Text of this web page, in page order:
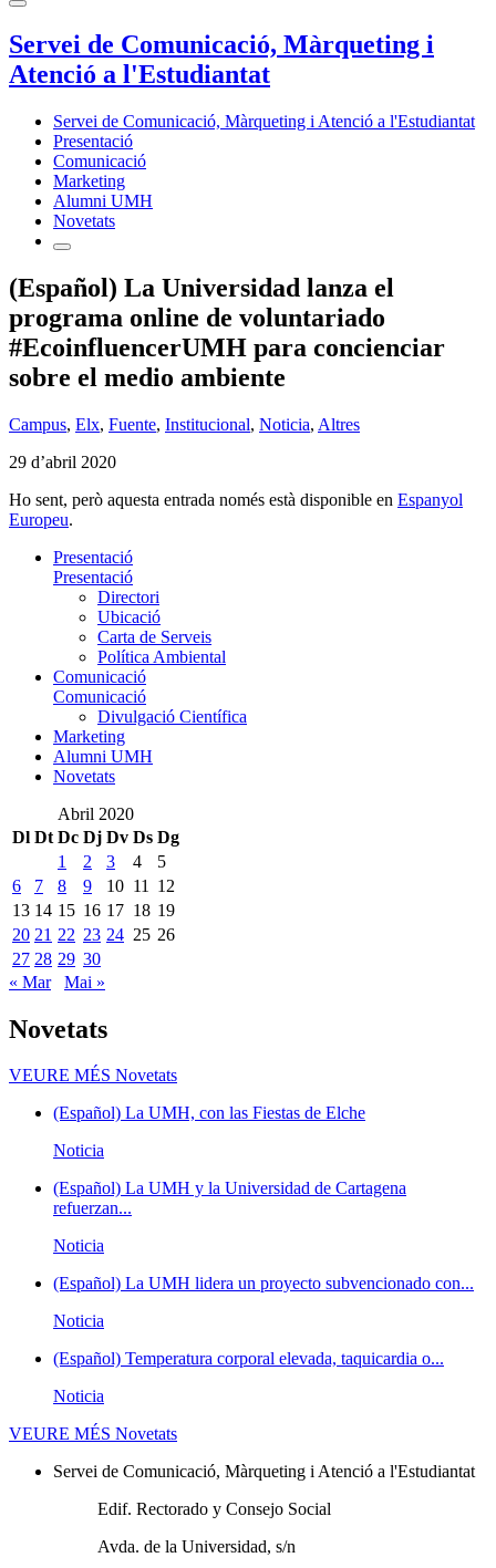
Servei de Comunicació, Màrqueting i
Atenció a l'Estudiantat
Servei de Comunicació, Màrqueting i Atenció a l'Estudiantat
Presentació
Comunicació
Marketing
Alumni UMH
Novetats
(Español) La Universidad lanza el
programa online de voluntariado
#EcoinfluencerUMH para concienciar
sobre el medio ambiente
Campus, Elx, Fuente, Institucional, Noticia, Altres
29 d’abril 2020
Ho sent, però aquesta entrada només està disponible en Espanyol
Europeu.
Presentació
Presentació
Directori
Ubicació
Carta de Serveis
Política Ambiental
Comunicació
Comunicació
Divulgació Científica
Marketing
Alumni UMH
Novetats
Abril 2020
Dl Dt Dc Dj Dv Ds Dg
1
2 3 4
5
6
7 8 9 10 11
12
13 14 15 16 17 18 19
20 21 22 23 24 25 26
27 28 29 30
« Mar
Mai »
Novetats
VEURE MÉS Novetats
(Español) La UMH, con las Fiestas de Elche
Noticia
(Español) La UMH y la Universidad de Cartagena
refuerzan...
Noticia
(Español) La UMH lidera un proyecto subvencionado con...
Noticia
(Español) Temperatura corporal elevada, taquicardia o...
Noticia
VEURE MÉS Novetats
Servei de Comunicació, Màrqueting i Atenció a l'Estudiantat
Edif. Rectorado y Consejo Social
Avda. de la Universidad, s/n